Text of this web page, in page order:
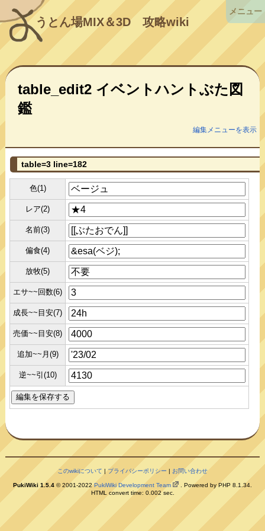
うとん場MIX＆3D攻略wiki
table_edit2 イベントハントぶた図
鑑
編集メニューを表示
table=3 line=182
色(1)
レア(2)
名前(3)
偏食(4)
放牧(5)
エサ~~回数(6)
成長~~目安(7)
売価~~目安(8)
追加~~月(9)
逆~~引(10)
このwikiについて |プライバシーポリシー | お問い合わせ
PukiWiki 1.5.4 © 2001-2022PukiWiki Development Team
. Powered by PHP 8.1.34.
HTML convert time: 0.002 sec.
メニュー